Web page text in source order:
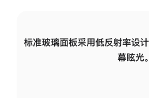
标准玻璃面板采用低反射率设
幕眩光。